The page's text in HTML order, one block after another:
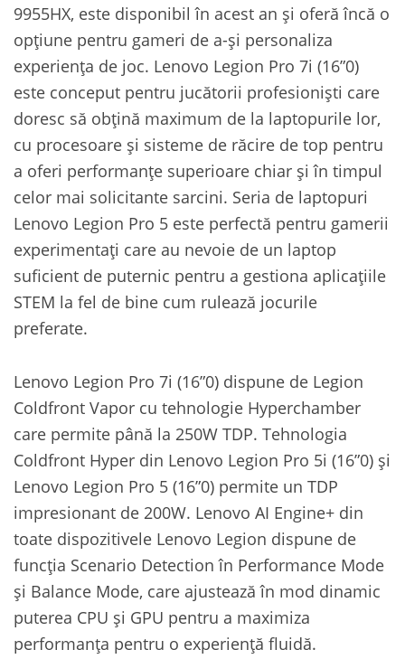
9955HX, este disponibil în acest an și oferă încă o
opțiune pentru gameri de a-și personaliza
experiența de joc. Lenovo Legion Pro 7i (16”0)
este conceput pentru jucătorii profesioniști care
doresc să obțină maximum de la laptopurile lor,
cu procesoare și sisteme de răcire de top pentru
a oferi performanțe superioare chiar și în timpul
celor mai solicitante sarcini. Seria de laptopuri
Lenovo Legion Pro 5 este perfectă pentru gamerii
experimentați care au nevoie de un laptop
suficient de puternic pentru a gestiona aplicațiile
STEM la fel de bine cum rulează jocurile
preferate.
Lenovo Legion Pro 7i (16”0) dispune de Legion
Coldfront Vapor cu tehnologie Hyperchamber
care permite până la 250W TDP. Tehnologia
Coldfront Hyper din Lenovo Legion Pro 5i (16”0) și
Lenovo Legion Pro 5 (16”0) permite un TDP
impresionant de 200W. Lenovo AI Engine+ din
toate dispozitivele Lenovo Legion dispune de
funcția Scenario Detection în Performance Mode
și Balance Mode, care ajustează în mod dinamic
puterea CPU și GPU pentru a maximiza
performanța pentru o experiență fluidă.